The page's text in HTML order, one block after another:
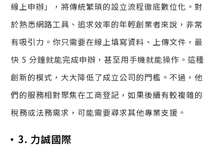
線上申辦」，將傳統繁瑣的設立流程徹底數位化。對
於熟悉網路工具、追求效率的年輕創業者來說，非常
有吸引力。你只需要在線上填寫資料、上傳文件，最
快 5 分鐘就能完成申辦，甚至用手機就能操作。這種
創新的模式，大大降低了成立公司的門檻。不過，他
們的服務相對聚焦在工商登記，如果後續有較複雜的
稅務或法務需求，可能需要尋求其他專業支援。
3. 力誠國際